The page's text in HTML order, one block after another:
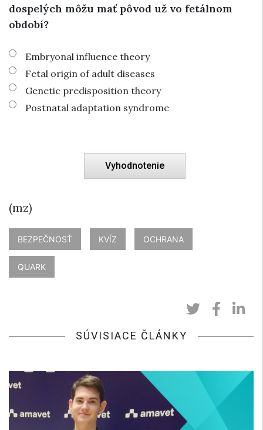
dospelých môžu mať pôvod už vo fetálnom
období?
Embryonal influence theory
Fetal origin of adult diseases
Genetic predisposition theory
Postnatal adaptation syndrome
(mz)
BEZPEČNOSŤ KVÍZ OCHRANA
QUARK
SÚVISIACE ČLÁNKY